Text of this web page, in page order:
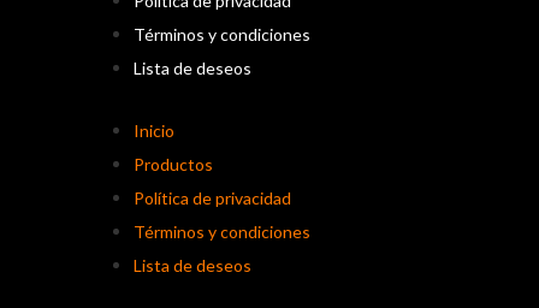
Términos y condiciones
Lista de deseos
Inicio
Productos
Política de privacidad
Términos y condiciones
Lista de deseos